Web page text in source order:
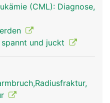
(CML): Diagnose,
und juckt